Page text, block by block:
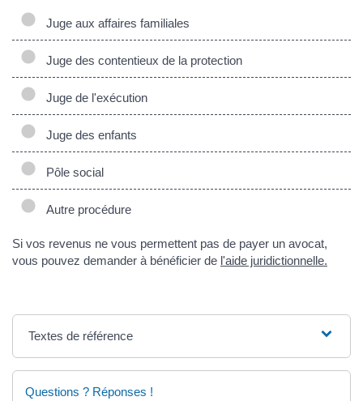
Juge aux affaires familiales
Juge des contentieux de la protection
Juge de l'exécution
Juge des enfants
Pôle social
Autre procédure
Si vos revenus ne vous permettent pas de payer un avocat,
vous pouvez demander à bénéficier de l'aide juridictionnelle.
Textes de référence
Questions ? Réponses !